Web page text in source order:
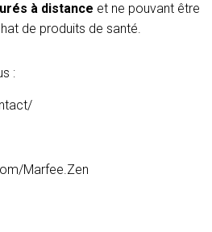
à distance et ne pouvant être
de produits de santé.
:
Marfee.Zen